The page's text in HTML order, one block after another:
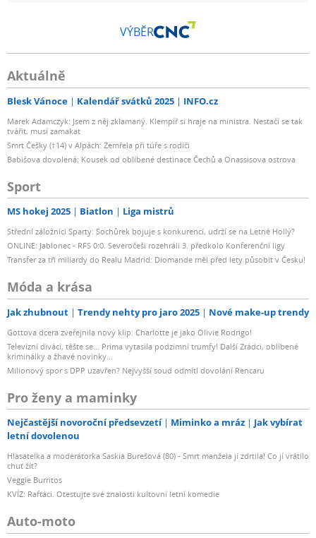
VÝBĚR
Aktuálně
Blesk Vánoce Kalendář svátků 2025 INFO.cz
Marek Adamczyk: Jsem z něj zklamaný. Klempíř si hraje na ministra. Nestačí se tak
tvářit, musí zamakat
Smrt Češky (†14) v Alpách: Zemřela při túře s rodiči
Babišova dovolená: Kousek od oblíbené destinace Čechů a Onassisova ostrova
Sport
MS hokej 2025 Biatlon Liga mistrů
Střední záložníci Sparty: Sochůrek bojuje s konkurencí, udrží se na Letné Hollý?
ONLINE: Jablonec - RFS 0:0. Severočeši rozehráli 3. předkolo Konferenční ligy
Transfer za tři miliardy do Realu Madrid: Diomande měl před lety působit v Česku!
Móda a krása
Jak zhubnout Trendy nehty pro jaro 2025 Nové make-up trendy
Gottova dcera zveřejnila nový klip: Charlotte je jako Olivie Rodrigo!
Televizní diváci, těšte se... Prima vytasila podzimní trumfy! Další Zrádci, oblíbené
kriminálky a žhavé novinky...
Milionový spor s DPP uzavřen? Nejvyšší soud odmítl dovolání Rencaru
Pro ženy a maminky
Nejčastější novoroční předsevzetí Miminko a mráz
Jak vybírat
letní dovolenou
Hlasatelka a moderátorka Saskia Burešová (80) - Smrt manžela ji zdrtila! Co jí vrátilo
chuť žít?
Veggie Burritos
KVÍZ: Rafťáci. Otestujte své znalosti kultovní letní komedie
Auto-moto